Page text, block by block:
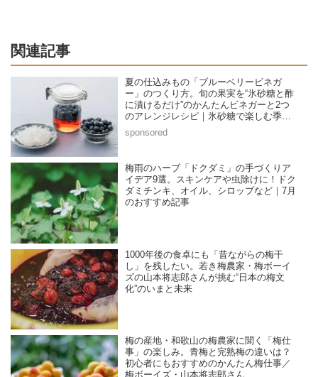
関連記事
夏の仕込みもの「ブルーベリービネガ
ー」のつくり方。旬の果実を“氷砂糖と酢
に漬けるだけ”のかんたんビネガーと2つ
のアレンジレシピ｜氷砂糖で楽しむ季節
の家仕事／榎本美沙さん
梅雨のハーブ「ドクダミ」の手づくりア
イデア9選。スキンケアや虫除けに！ドク
ダミチンキ、オイル、シロップなど｜7月
のおすすめ記事
1000年後の食卓にも「昔ながらの梅干
し」を残したい。若き梅農家・梅ボーイ
ズの山本将志郎さんが挑む“日本の梅文
化”のいまと未来
梅の産地・和歌山の梅農家に聞く「梅仕
事」の楽しみ。青梅と完熟梅の違いは？
初心者にもおすすめのかんたん梅仕事／
梅ボーイズ・山本将志郎さん